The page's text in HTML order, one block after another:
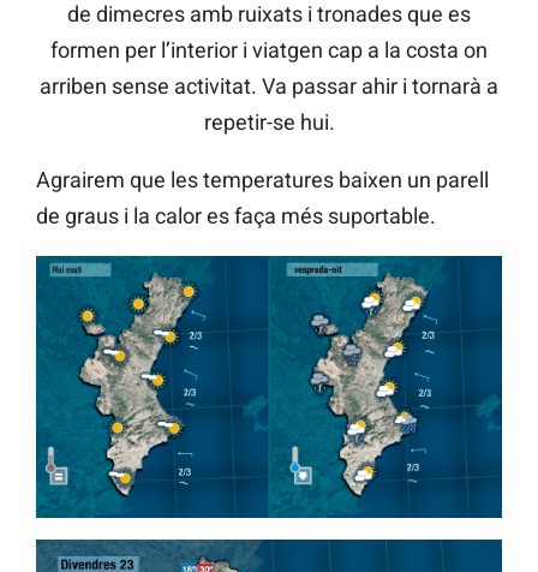
de dimecres amb ruixats i tronades que es
formen per l’interior i viatgen cap a la costa on
arriben sense activitat. Va passar ahir i tornarà a
repetir-se hui.
Agrairem que les temperatures baixen un parell
de graus i la calor es faça més suportable.